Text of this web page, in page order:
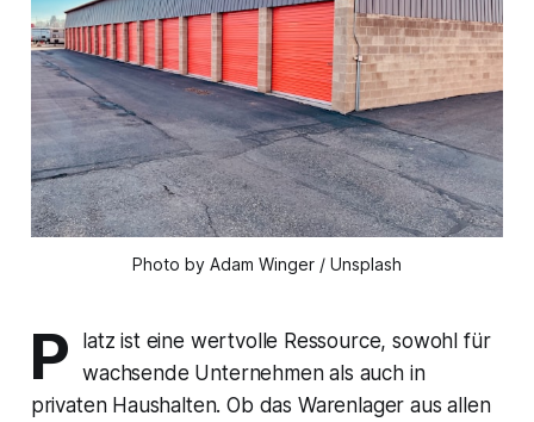
Photo by Adam Winger / Unsplash
P
latz ist eine wertvolle Ressource, sowohl für
wachsende Unternehmen als auch in
privaten Haushalten. Ob das Warenlager aus allen